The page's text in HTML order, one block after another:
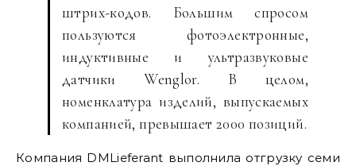
штрих-кодов. Большим спросом
пользуются фотоэлектронные,
индуктивные и ультразвуковые
датчики Wenglor. В целом,
номенклатура изделий, выпускаемых
компанией, превышает 2000 позиций.
Компания DMLieferant выполнила отгрузку семи